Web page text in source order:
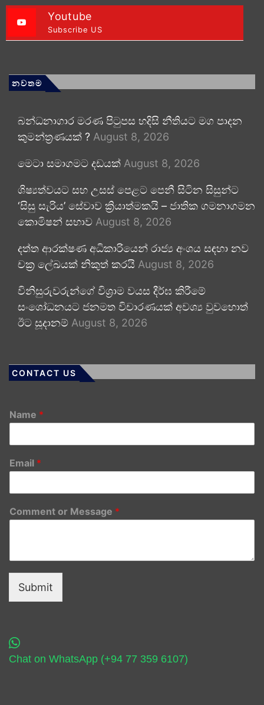
Youtube
Subscribe US
නවතම
බන්ධනාගාර මරණ පිටුපස හදිසි නීතියට මග පාදන
කුමන්ත්‍රණයක් ? August 8, 2026
මෙටා සමාගමට දඩයක් August 8, 2026
ශිෂ්‍යත්වයට සහ උසස් පෙළට පෙනී සිටින සිසුන්ට
‘සිසු සැරිය’ සේවාව ක්‍රියාත්මකයි – ජාතික ගමනාගමන
කොමිෂන් සභාව August 8, 2026
දත්ත ආරක්ෂණ අධිකාරියෙන් රාජ්‍ය අංශය සඳහා නව
චක්‍ර ලේඛයක් නිකුත් කරයි August 8, 2026
විනිසුරුවරුන්ගේ විශ්‍රාම වයස දීර්ඝ කිරීමේ
සංශෝධනයට ජනමත විචාරණයක් අවශ්‍ය වුවහොත්
ඊට සූදානම් August 8, 2026
CONTACT US
Name *
Email *
Comment or Message *
Submit
Chat on WhatsApp (+94 77 359 6107)